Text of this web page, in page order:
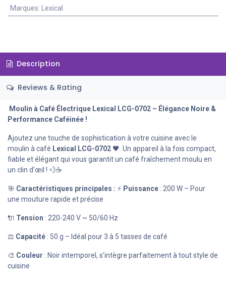
Marques: Lexical
Description
Reviews & Rating
Moulin à Café Électrique Lexical LCG-0702 – Élégance Noire &
Performance Caféinée !
Ajoutez une touche de sophistication à votre cuisine avec le
moulin à café Lexical LCG-0702 🖤. Un appareil à la fois compact,
fiable et élégant qui vous garantit un café fraîchement moulu en
un clin d'œil ! 💨☕
🎯 Caractéristiques principales : ⚡ Puissance : 200 W – Pour
une mouture rapide et précise
🔌 Tension : 220-240 V ~ 50/60 Hz
⚖️ Capacité : 50 g – Idéal pour 3 à 5 tasses de café
🎨 Couleur : Noir intemporel, s’intègre parfaitement à tout style de
cuisine